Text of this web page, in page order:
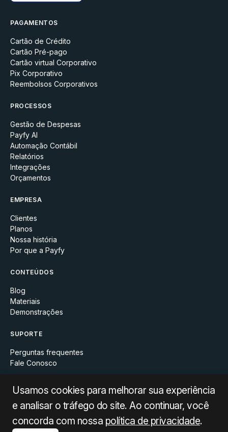
PAGAMENTOS
Cartão de Crédito
Cartão Pré-pago
Cartão virtual Corporativo
Pix Corporativo
Reembolsos Corporativos
PROCESSOS
Gestão de Despesas
Payfy AI
Automação Contábil
Relatórios
Integrações
Orçamentos
EMPRESA
Clientes
Planos
Nossa história
Por que a Payfy
CONTEÚDOS
Blog
Materiais
Demonstrações
SUPORTE
Perguntas frequentes
Fale Conosco
Copyright © 2026 Payfy.io. Todos os direitos reservados.
Política de privacidade
Usamos cookies para melhorar sua experiência
e analisar o tráfego do site. Ao continuar, você
concorda com nossa política de privacidade.